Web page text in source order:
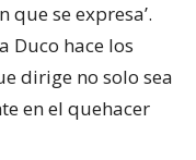
que se expresa’.
Duco hace los
dirige no solo sea
en el quehacer